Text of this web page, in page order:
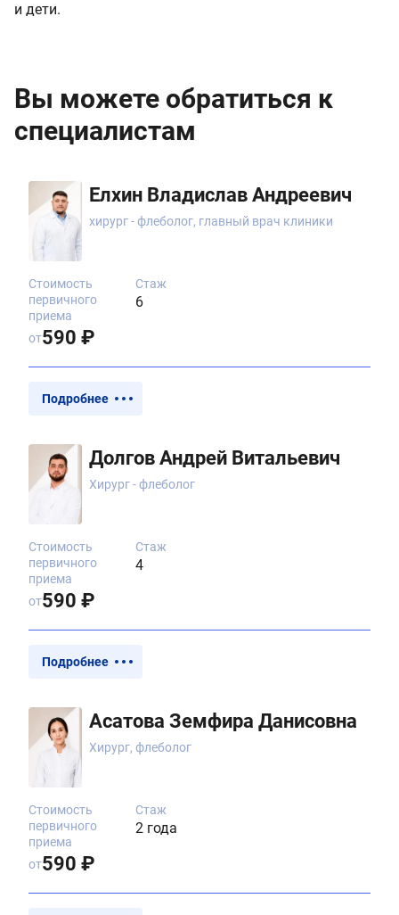
и дети.
Вы можете обратиться к
специалистам
Елхин Владислав Андреевич
хирург - флеболог, главный врач клиники
Стаж
6
Стоимость
первичного
приема
от590 ₽
Подробнее
Долгов Андрей Витальевич
Хирург - флеболог
Стаж
4
Стоимость
первичного
приема
от590 ₽
Подробнее
Асатова Земфира Данисовна
Хирург, флеболог
Стаж
2 года
Стоимость
первичного
приема
от590 ₽